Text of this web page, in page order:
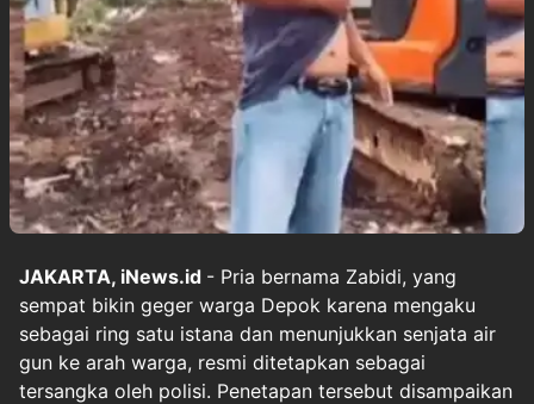
JAKARTA, iNews.id - Pria bernama Zabidi, yang
sempat bikin geger warga Depok karena mengaku
sebagai ring satu istana dan menunjukkan senjata air
gun ke arah warga, resmi ditetapkan sebagai
tersangka oleh polisi. Penetapan tersebut disampaikan